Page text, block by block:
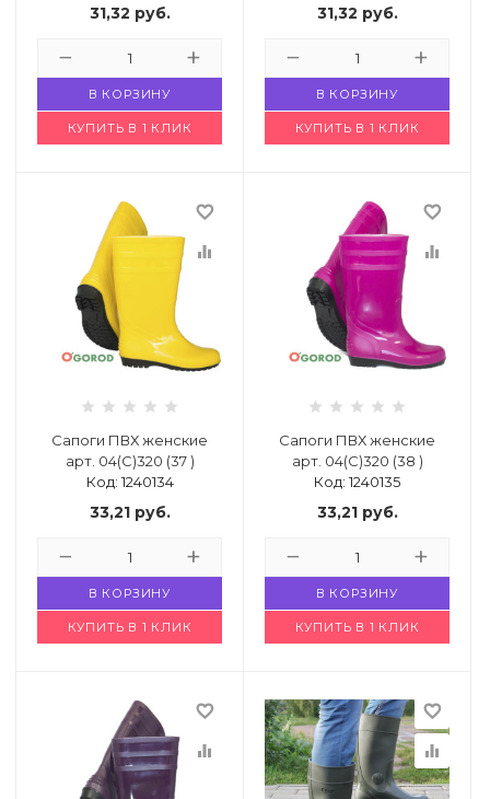
31,32 руб.
В КОРЗИНУ
КУПИТЬ В 1 КЛИК
31,32 руб.
В КОРЗИНУ
КУПИТЬ В 1 КЛИК
favorite_border
equalizer
Сапоги ПВХ женские
арт. 04(С)320 (37 )
Код: 1240134
33,21 руб.
В КОРЗИНУ
КУПИТЬ В 1 КЛИК
favorite_border
equalizer
Сапоги ПВХ женские
арт. 04(С)320 (38 )
Код: 1240135
33,21 руб.
В КОРЗИНУ
КУПИТЬ В 1 КЛИК
favorite_border
equalizer
favorite_border
equalizer